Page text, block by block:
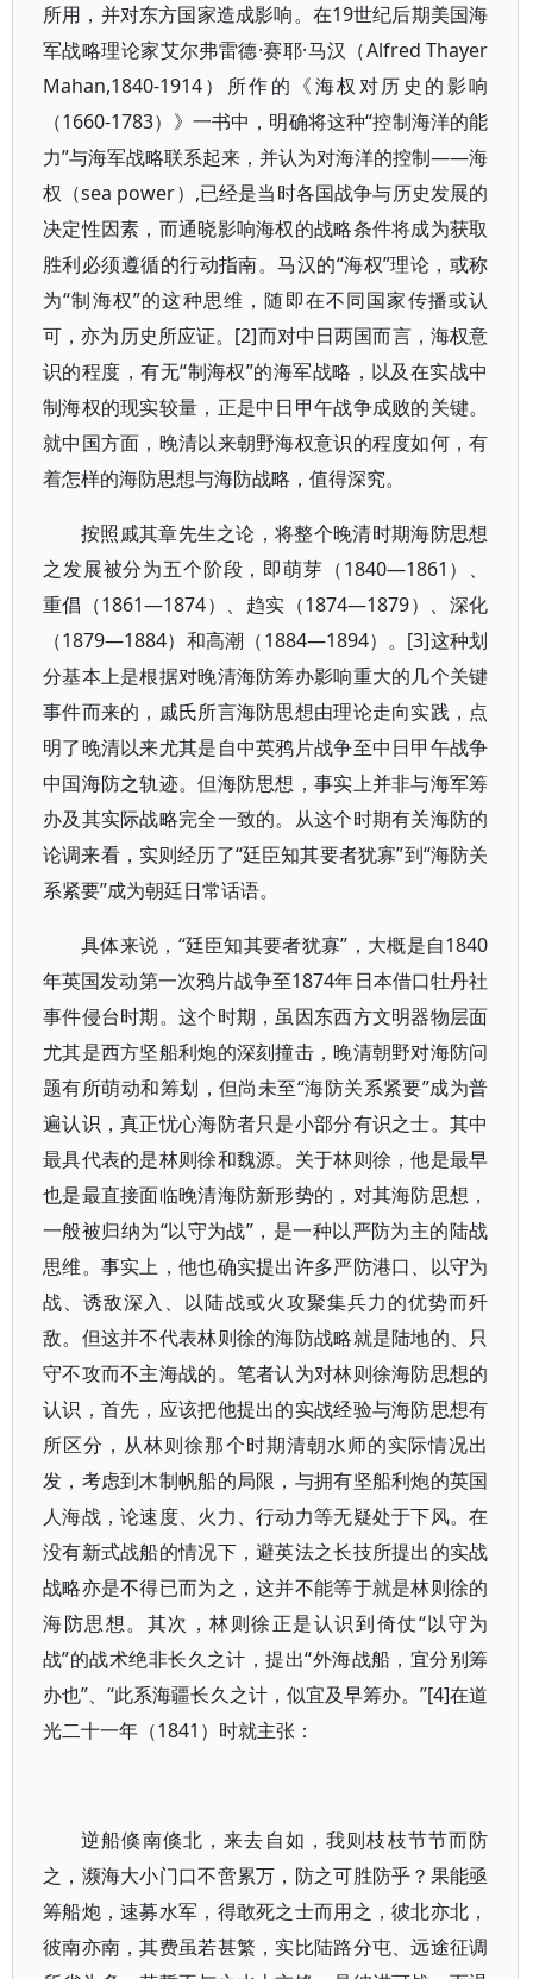
所用，并对东方国家造成影响。在19世纪后期美国海
军战略理论家艾尔弗雷德·赛耶·马汉（Alfred Thayer
Mahan,1840-1914）所作的《海权对历史的影响
（1660-1783）》一书中，明确将这种“控制海洋的能
力”与海军战略联系起来，并认为对海洋的控制——海
权（sea power）,已经是当时各国战争与历史发展的
决定性因素，而通晓影响海权的战略条件将成为获取
胜利必须遵循的行动指南。马汉的“海权”理论，或称
为“制海权”的这种思维，随即在不同国家传播或认
可，亦为历史所应证。[2]而对中日两国而言，海权意
识的程度，有无“制海权”的海军战略，以及在实战中
制海权的现实较量，正是中日甲午战争成败的关键。
就中国方面，晚清以来朝野海权意识的程度如何，有
着怎样的海防思想与海防战略，值得深究。
按照戚其章先生之论，将整个晚清时期海防思想
之发展被分为五个阶段，即萌芽（1840—1861）、
重倡（1861—1874）、趋实（1874—1879）、深化
（1879—1884）和高潮（1884—1894）。[3]这种划
分基本上是根据对晚清海防筹办影响重大的几个关键
事件而来的，戚氏所言海防思想由理论走向实践，点
明了晚清以来尤其是自中英鸦片战争至中日甲午战争
中国海防之轨迹。但海防思想，事实上并非与海军筹
办及其实际战略完全一致的。从这个时期有关海防的
论调来看，实则经历了“廷臣知其要者犹寡”到“海防关
系紧要”成为朝廷日常话语。
具体来说，“廷臣知其要者犹寡”，大概是自1840
年英国发动第一次鸦片战争至1874年日本借口牡丹社
事件侵台时期。这个时期，虽因东西方文明器物层面
尤其是西方坚船利炮的深刻撞击，晚清朝野对海防问
题有所萌动和筹划，但尚未至“海防关系紧要”成为普
遍认识，真正忧心海防者只是小部分有识之士。其中
最具代表的是林则徐和魏源。关于林则徐，他是最早
也是最直接面临晚清海防新形势的，对其海防思想，
一般被归纳为“以守为战”，是一种以严防为主的陆战
思维。事实上，他也确实提出许多严防港口、以守为
战、诱敌深入、以陆战或火攻聚集兵力的优势而歼
敌。但这并不代表林则徐的海防战略就是陆地的、只
守不攻而不主海战的。笔者认为对林则徐海防思想的
认识，首先，应该把他提出的实战经验与海防思想有
所区分，从林则徐那个时期清朝水师的实际情况出
发，考虑到木制帆船的局限，与拥有坚船利炮的英国
人海战，论速度、火力、行动力等无疑处于下风。在
没有新式战船的情况下，避英法之长技所提出的实战
战略亦是不得已而为之，这并不能等于就是林则徐的
海防思想。其次，林则徐正是认识到倚仗“以守为
战”的战术绝非长久之计，提出“外海战船，宜分别筹
办也”、“此系海疆长久之计，似宜及早筹办。”[4]在道
光二十一年（1841）时就主张：
逆船倏南倏北，来去自如，我则枝枝节节而防
之，濒海大小门口不啻累万，防之可胜防乎？果能亟
筹船炮，速募水军，得敢死之士而用之，彼北亦北，
彼南亦南，其费虽若甚繁，实比陆路分屯、远途征调